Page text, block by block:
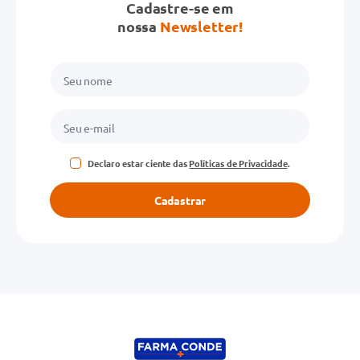
Cadastre-se em
nossa Newsletter!
Declaro estar ciente dasPolíticas de Privacidade.
Cadastrar